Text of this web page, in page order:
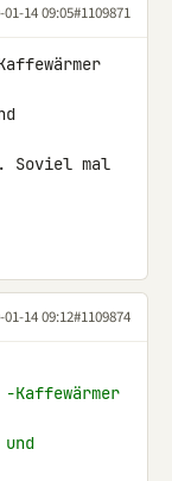
01-14 09:05#1109871
Soviel mal
01-14 09:12#1109874
Kaffewärmer